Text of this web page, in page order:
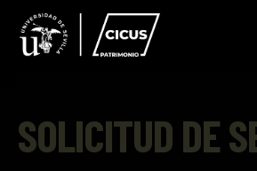
SOLICITUD DE